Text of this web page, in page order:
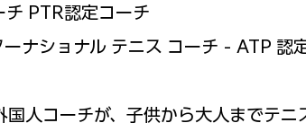
チ PTR認定コーチ
ナショナル テニス コーチ - ATP 認
国人コーチが、子供から大人までテニ